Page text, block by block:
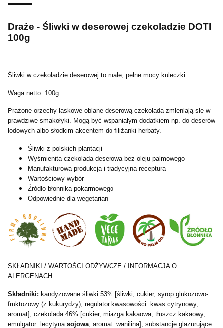
Draże - Śliwki w deserowej czekoladzie DOTI
100g
Śliwki w czekoladzie deserowej to małe, pełne mocy kuleczki.
Waga netto: 100g
Prażone orzechy laskowe oblane deserową czekoladą zmieniają się w
prawdziwe smakołyki. Mogą być wspaniałym dodatkiem np. do deserów
lodowych albo słodkim akcentem do filiżanki herbaty.
Śliwki z polskich plantacji
Wyśmienita czekolada deserowa bez oleju palmowego
Manufakturowa produkcja i tradycyjna receptura
Wartościowy wybór
Źródło błonnika pokarmowego
Odpowiednie dla wegetarian
SKŁADNIKI / WARTOŚCI ODŻYWCZE / INFORMACJA O
ALERGENACH
Składniki: kandyzowane śliwki 53% [śliwki, cukier, syrop glukozowo-
fruktozowy (z kukurydzy), regulator kwasowości: kwas cytrynowy,
aromat], czekolada 46% [cukier, miazga kakaowa, tłuszcz kakaowy,
emulgator: lecytyna sojowa , aromat: wanilina], substancje glazurujące: